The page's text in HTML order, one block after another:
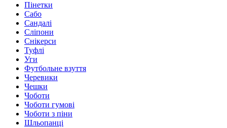
Пінетки
Сабо
Сандалі
Сліпони
Снікерси
Туфлі
Уги
Футбольне взуття
Черевики
Чешки
Чоботи
Чоботи гумові
Чоботи з піни
Шльопанці